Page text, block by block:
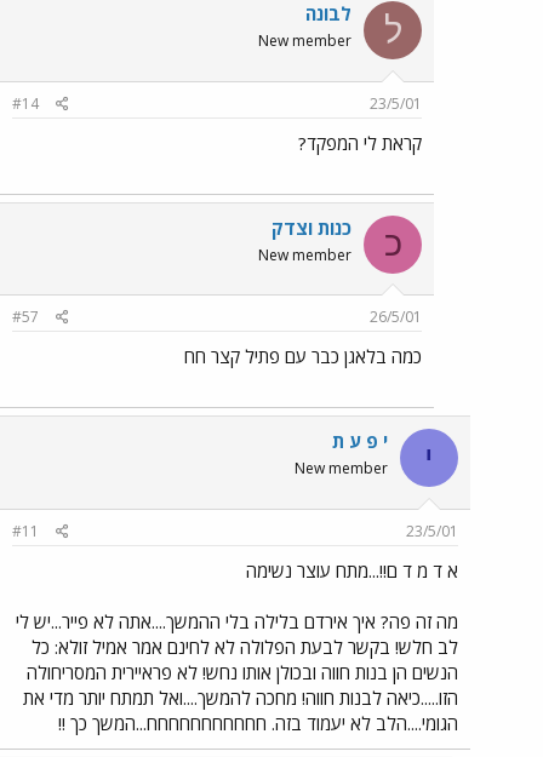
ל לבונה
New member
23/5/01
#14
קראת לי המפקד?
כ כנות וצדק
New member
26/5/01
#57
כמה בלאגן כבר עם פתיל קצר חח
י י פ ע ת
New member
23/5/01
#11
א ד מ ד ם!!...מתח עוצר נשימה
מה זה פה? איך אירדם בלילה בלי ההמשך....אתה לא פייר...יש לי
לב חלש! בקשר לבעת הפלולה לא לחינם אמר אמיל זולא: כל
הנשים הן בנות חווה ובכולן אותו נחש! לא פראיירית המסריחולה
הזו.....כיאה לבנות חווה! מחכה להמשך....ואל תמתח יותר מדי את
הגומי....הלב לא יעמוד בזה. חחחחחחחחחחח...המשך כך !!